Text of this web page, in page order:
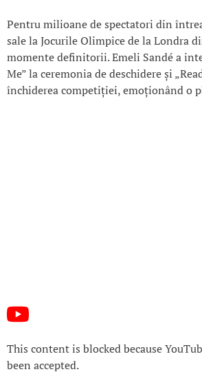
Pentru milioane de spectatori din
sale la Jocurile Olimpice de la Londra
momente definitorii. Emeli Sandé a
Me” la ceremonia de deschidere și
închiderea competiției, emoționând o
This content is blocked because
been accepted.